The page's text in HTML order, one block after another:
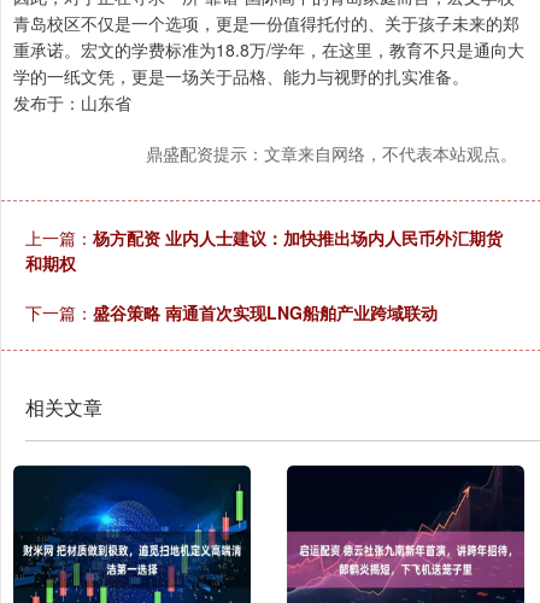
青岛校区不仅是一个选项，更是一份值得托付的、关于孩子未来的郑
重承诺。宏文的学费标准为18.8万/学年，在这里，教育不只是通向大
学的一纸文凭，更是一场关于品格、能力与视野的扎实准备。
发布于：山东省
鼎盛配资提示：文章来自网络，不代表本站观点。
上一篇： 杨方配资 业内人士建议：加快推出场内人民币外汇期货
和期权
下一篇： 盛谷策略 南通首次实现LNG船舶产业跨域联动
相关文章